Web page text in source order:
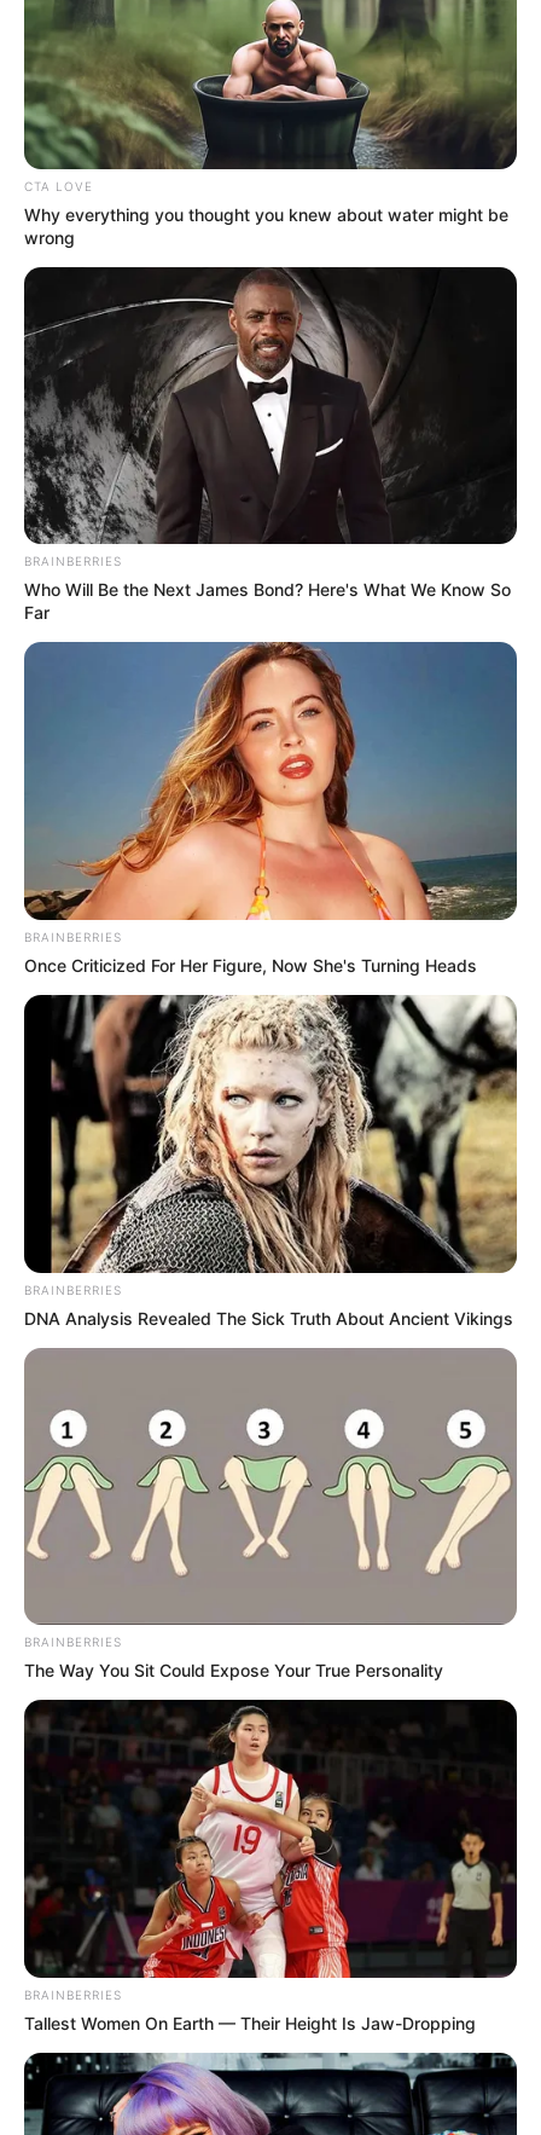
CTA LOVE
Why everything you thought you knew about water might be
wrong
BRAINBERRIES
Who Will Be the Next James Bond? Here's What We Know So
Far
BRAINBERRIES
Once Criticized For Her Figure, Now She's Turning Heads
BRAINBERRIES
DNA Analysis Revealed The Sick Truth About Ancient Vikings
BRAINBERRIES
The Way You Sit Could Expose Your True Personality
BRAINBERRIES
Tallest Women On Earth — Their Height Is Jaw-Dropping